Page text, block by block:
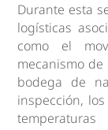
Durante esta
logísticas
como el
mecanismo
bodega de
inspección,